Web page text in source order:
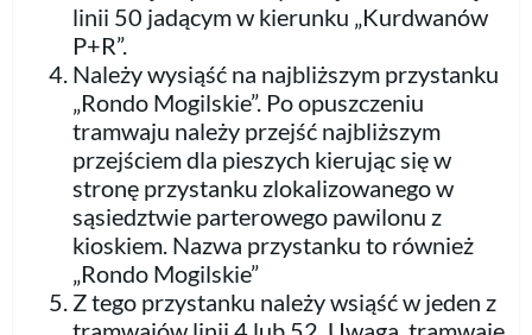
linii 50 jadącym w kierunku „Kurdwanów
P+R”.
Należy wysiąść na najbliższym przystanku
„Rondo Mogilskie”. Po opuszczeniu
tramwaju należy przejść najbliższym
przejściem dla pieszych kierując się w
stronę przystanku zlokalizowanego w
sąsiedztwie parterowego pawilonu z
kioskiem. Nazwa przystanku to również
„Rondo Mogilskie”
Z tego przystanku należy wsiąść w jeden z